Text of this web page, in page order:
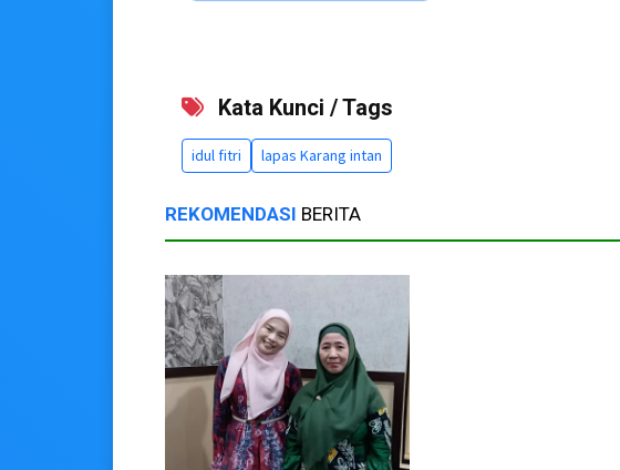
Kata Kunci / Tags
idul fitri lapas Karang intan
REKOMENDASI BERITA